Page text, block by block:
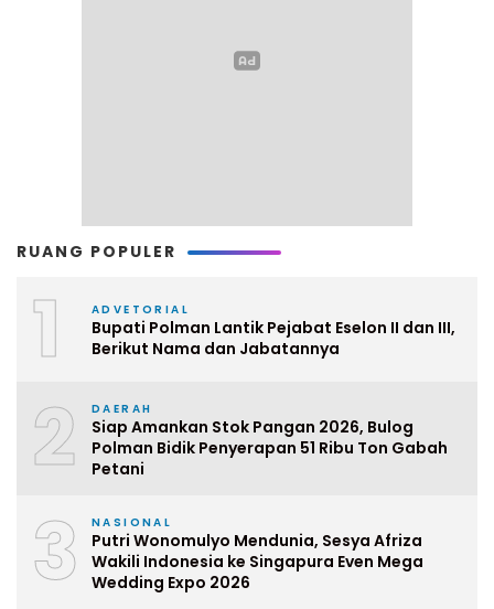
RUANG POPULER
1 ADVETORIAL
Bupati Polman Lantik Pejabat Eselon II dan III,
Berikut Nama dan Jabatannya
2 DAERAH
Siap Amankan Stok Pangan 2026, Bulog
Polman Bidik Penyerapan 51 Ribu Ton Gabah
Petani
3 NASIONAL
Putri Wonomulyo Mendunia, Sesya Afriza
Wakili Indonesia ke Singapura Even Mega
Wedding Expo 2026